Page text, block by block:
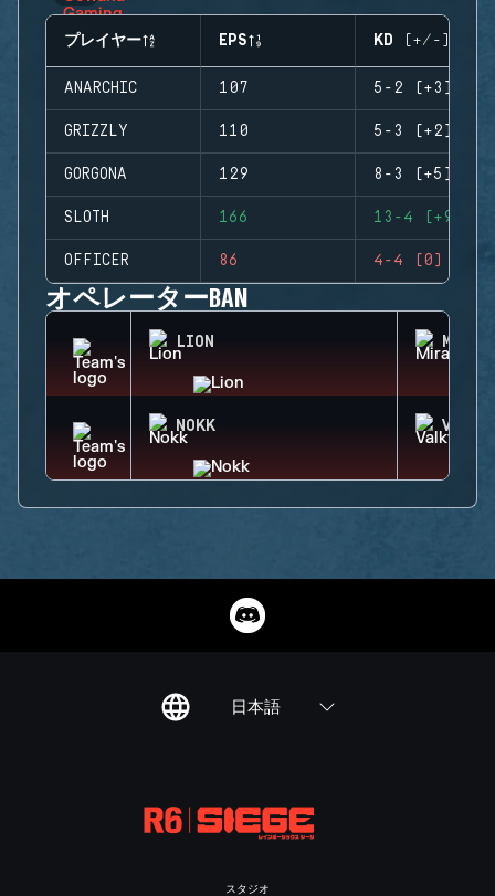
プレイヤー EPS KD (+/-)
ANARCHIC 107 5-2 (+3)
GRIZZLY 110 5-3 (+2)
GORGONA 129 8-3 (+5)
SLOTH 166 13-4 (+9)
OFFICER 86 4-4 (0)
オペレーターBAN
LION MIRA
NOKK
日本語
スタジオ